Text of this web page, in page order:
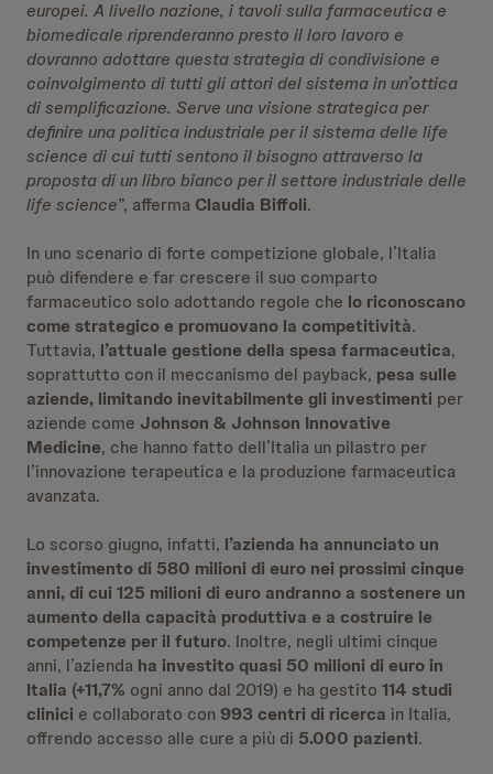
europei. A livello nazione, i tavoli sulla farmaceutica e
biomedicale riprenderanno presto il loro lavoro e
dovranno adottare questa strategia di condivisione e
coinvolgimento di tutti gli attori del sistema in un’ottica
di semplificazione. Serve una visione strategica per
definire una politica industriale per il sistema delle life
science di cui tutti sentono il bisogno attraverso la
proposta di un libro bianco per il settore industriale delle
life science”, afferma Claudia Biffoli.
In uno scenario di forte competizione globale, l’Italia
può difendere e far crescere il suo comparto
farmaceutico solo adottando regole che lo riconoscano
come strategico e promuovano la competitività.
Tuttavia, l’attuale gestione della spesa farmaceutica,
soprattutto con il meccanismo del payback, pesa sulle
aziende, limitando inevitabilmente gli investimenti per
aziende come Johnson & Johnson Innovative
Medicine, che hanno fatto dell’Italia un pilastro per
l’innovazione terapeutica e la produzione farmaceutica
avanzata.
Lo scorso giugno, infatti, l’azienda ha annunciato un
investimento di 580 milioni di euro nei prossimi cinque
anni, di cui 125 milioni di euro andranno a sostenere un
aumento della capacità produttiva e a costruire le
competenze per il futuro. Inoltre, negli ultimi cinque
anni, l’azienda ha investito quasi 50 milioni di euro in
Italia (+11,7% ogni anno dal 2019) e ha gestito 114 studi
clinici e collaborato con993 centri di ricerca in Italia,
offrendo accesso alle cure a più di 5.000 pazienti.